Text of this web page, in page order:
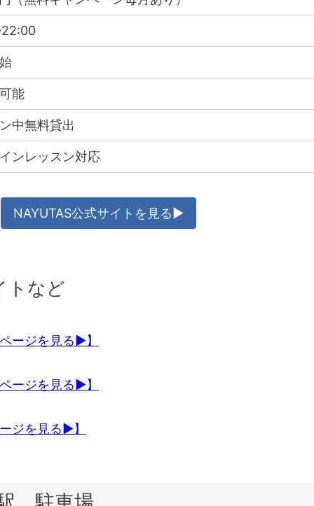
能
中無料貸出
ンレッスン対応
NAYUTAS公式サイトを見る▶
トなど
ページを見る▶】
ページを見る▶】
ージを見る▶】